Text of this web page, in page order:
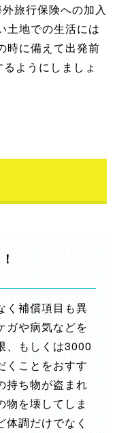
旅行保険への加入
土地での生活には
時に備えて出発前
ようにしましょ
く補償項目も異
ガや病気などを
、もしくは3000
くことをおすす
持ち物が盗まれ
物を壊してしま
調だけでなく